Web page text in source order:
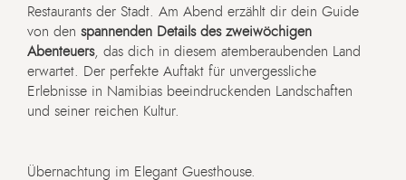
Restaurants der Stadt. Am Abend erzählt dir dein Guide
von den spannenden Details des zweiwöchigen
Abenteuers, das dich in diesem atemberaubenden Land
erwartet. Der perfekte Auftakt für unvergessliche
Erlebnisse in Namibias beeindruckenden Landschaften
und seiner reichen Kultur.
Übernachtung im Elegant Guesthouse.